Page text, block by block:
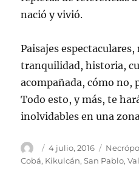
nació y vivió.
Paisajes espectaculares,
tranquilidad, historia,
acompañada, cómo no,
Todo esto, y más, te
inolvidables en una
Autor
Publicado
el
4 julio, 2016
Cobá, Kikulcán,San Pablo,